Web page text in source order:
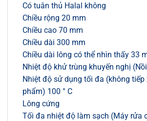
Có tuân thủ Halal không
Chiều rộng 20 mm
Chiều cao 70 mm
Chiều dài 300 mm
Chiều dài lông có thể nhìn thấy 33
Nhiệt độ khử trùng khuyến nghị
Nhiệt độ sử dụng tối đa (không
phẩm) 100 ° C
Lông cứng
Tối đa nhiệt độ làm sạch (Máy rửa